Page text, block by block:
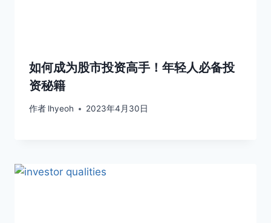
如何成为股市投资高手！年轻人必备投
资秘籍
作者 lhyeoh 2023年4月30日